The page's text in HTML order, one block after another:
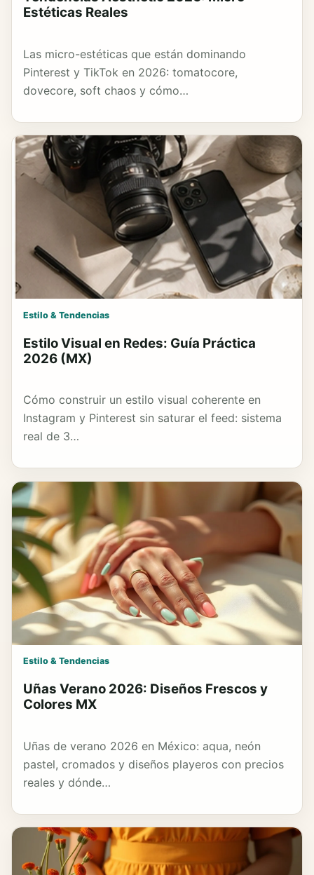
Estéticas Reales
Las micro-estéticas que están dominando
Pinterest y TikTok en 2026: tomatocore,
dovecore, soft chaos y cómo…
Estilo & Tendencias
Estilo Visual en Redes: Guía Práctica
2026 (MX)
Cómo construir un estilo visual coherente en
Instagram y Pinterest sin saturar el feed: sistema
real de 3…
Estilo & Tendencias
Uñas Verano 2026: Diseños Frescos y
Colores MX
Uñas de verano 2026 en México: aqua, neón
pastel, cromados y diseños playeros con precios
reales y dónde…